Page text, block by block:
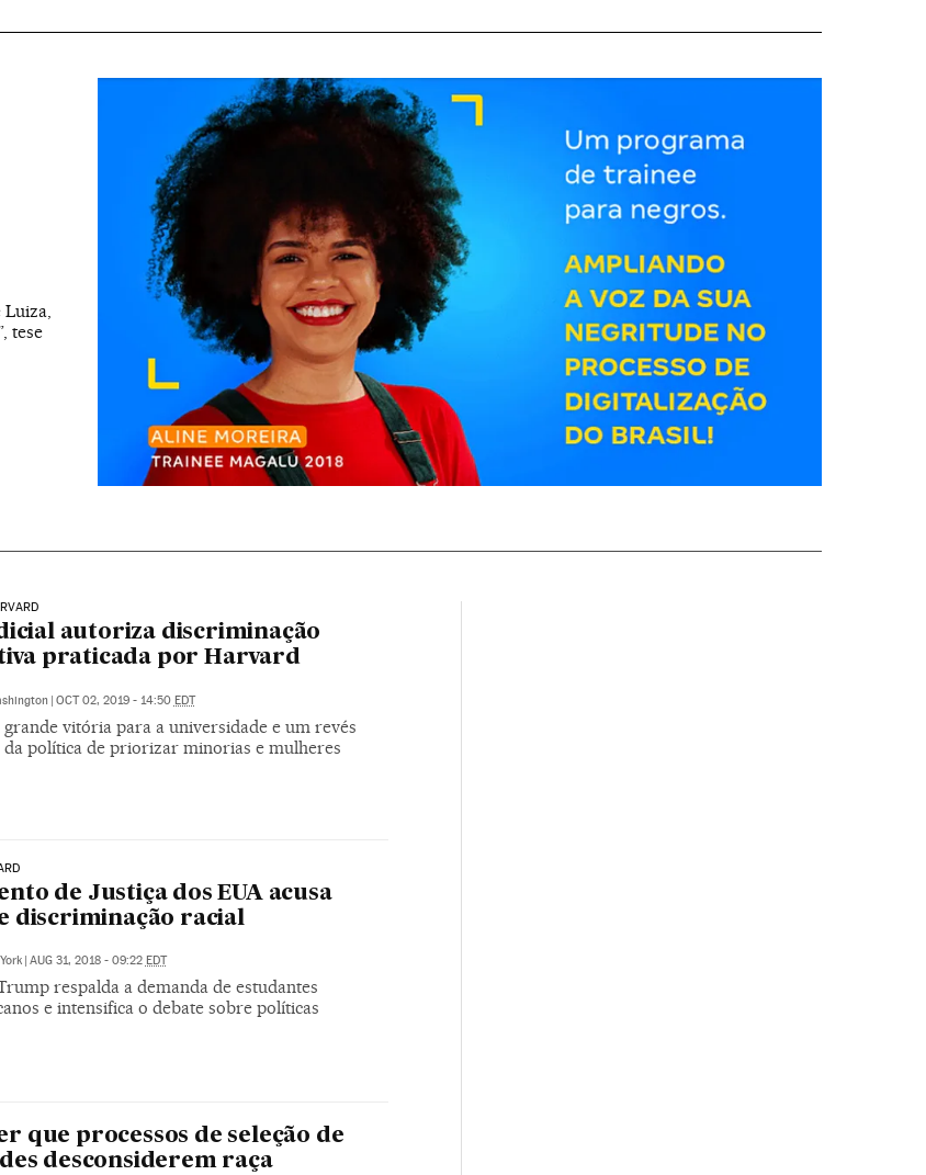
Luiza,
tese
autoriza discriminação
praticada por Harvard
| OCT 02, 2019 - 14:50 EDT
grande vitória para a universidade e um revés
política de priorizar minorias e mulheres
de Justiça dos EUA acusa
discriminação racial
AUG 31, 2018 - 09:22 EDT
respalda a demanda de estudantes
e intensifica o debate sobre políticas
que processos de seleção de
desconsiderem raça